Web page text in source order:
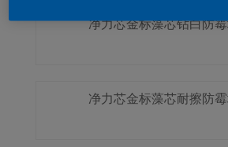
净力芯金标藻芯钻白防
净力芯金标藻芯耐擦防